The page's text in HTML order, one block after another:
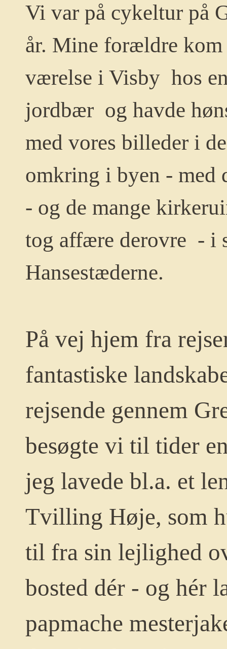
Vi var på cykeltur på
år. Mine forældre
værelse i Visby hos
jordbær og havde
med vores billeder i
omkring i byen - med
- og de mange
tog affære derovre - i
Hansestæderne.
På vej hjem fra
fantastiske
rejsende gennem
besøgte vi til tider
jeg lavede bl.a. et
Tvilling Høje, som
til fra sin lejlighed
bosted dér - og hér
papmache